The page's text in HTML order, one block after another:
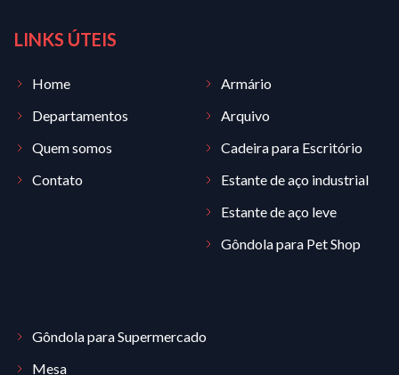
LINKS ÚTEIS
Home
Departamentos
Quem somos
Contato
Armário
Arquivo
Cadeira para Escritório
Estante de aço industrial
Estante de aço leve
Gôndola para Pet Shop
Gôndola para Supermercado
Mesa